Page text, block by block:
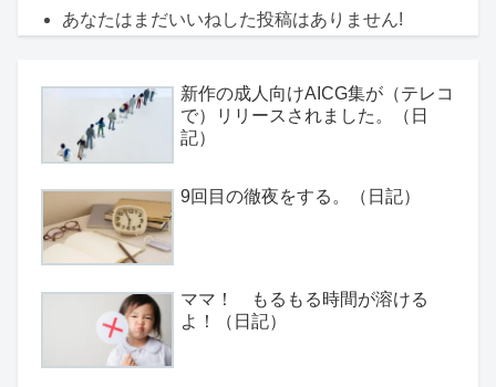
あなたはまだいいねした投稿はありません!
新作の成人向けAICG集が（テレコ
で）リリースされました。（日
記）
9回目の徹夜をする。（日記）
ママ！ もるもる時間が溶ける
よ！（日記）